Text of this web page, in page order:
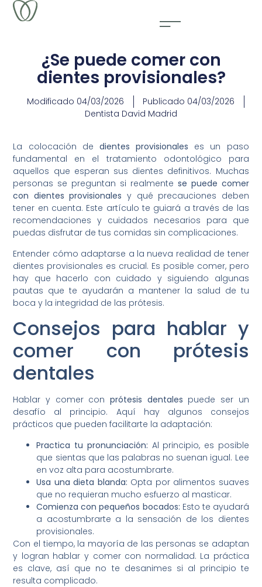
¿Se puede comer con
dientes provisionales?
Modificado 04/03/2026 Publicado 04/03/2026
Dentista David Madrid
La colocación de dientes provisionales es un paso
fundamental en el tratamiento odontológico para
aquellos que esperan sus dientes definitivos. Muchas
personas se preguntan si realmente se puede comer
con dientes provisionales y qué precauciones deben
tener en cuenta. Este artículo te guiará a través de las
recomendaciones y cuidados necesarios para que
puedas disfrutar de tus comidas sin complicaciones.
Entender cómo adaptarse a la nueva realidad de tener
dientes provisionales es crucial. Es posible comer, pero
hay que hacerlo con cuidado y siguiendo algunas
pautas que te ayudarán a mantener la salud de tu
boca y la integridad de las prótesis.
Consejos para hablar y
comer con prótesis
dentales
Hablar y comer con prótesis dentales puede ser un
desafío al principio. Aquí hay algunos consejos
prácticos que pueden facilitarte la adaptación:
Practica tu pronunciación: Al principio, es posible
que sientas que las palabras no suenan igual. Lee
en voz alta para acostumbrarte.
Usa una dieta blanda: Opta por alimentos suaves
que no requieran mucho esfuerzo al masticar.
Comienza con pequeños bocados: Esto te ayudará
a acostumbrarte a la sensación de los dientes
provisionales.
Con el tiempo, la mayoría de las personas se adaptan
y logran hablar y comer con normalidad. La práctica
es clave, así que no te desanimes si al principio te
resulta complicado.